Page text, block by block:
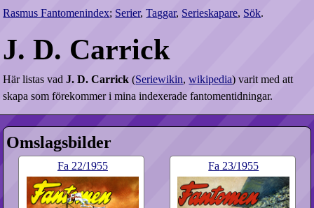
Rasmus Fantomenindex; Serier,Taggar, Serieskapare, Sök.
J. D. Carrick
Här listas vadJ. D. Carrick (Seriewikin,wikipedia) varit med att
skapa som förekommer i mina indexerade fantomentidningar.
Omslagsbilder
Fa 22​/1955 Fa 23​/1955